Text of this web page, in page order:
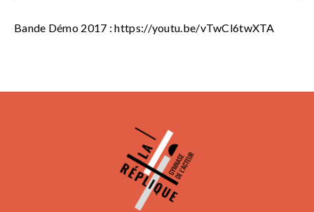
Bande Démo 2017 : https://youtu.be/vTwCl6twXTA